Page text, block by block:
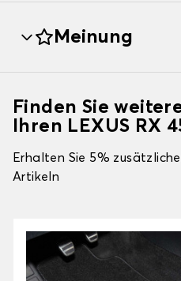
Meinung
Finden Sie
Ihren LEXUS RX
Erhalten Sie 5%
Artikeln